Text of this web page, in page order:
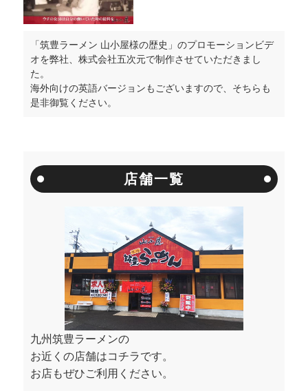
「筑豊ラーメン 山小屋様の歴史」のプロモーションビデ
オを弊社、株式会社五次元で制作させていただきまし
た。
海外向けの英語バージョンもございますので、そちらも
是非御覧ください。
店舗一覧
九州筑豊ラーメンの
お近くの店舗はコチラです。
お店もぜひご利用ください。